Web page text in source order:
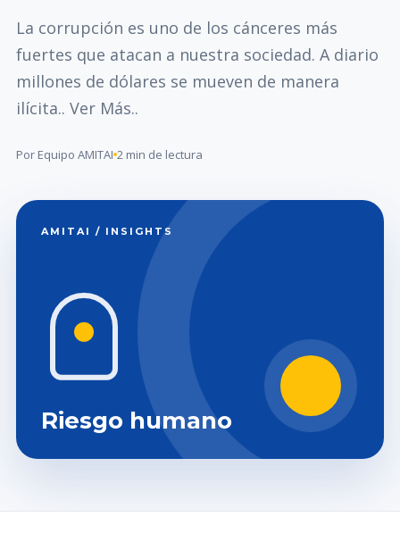
La corrupción es uno de los cánceres más
fuertes que atacan a nuestra sociedad. A diario
millones de dólares se mueven de manera
ilícita.. Ver Más..
Por Equipo AMITAI 2 min de lectura
AMITAI / INSIGHTS
Riesgo humano